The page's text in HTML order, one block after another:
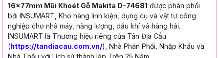
16x77mm Mũi Khoét Gỗ Makita D-74681 được phân phối
bởi INSUMART, Kho hàng linh kiện, dụng cụ và vật tư công
nghiệp cho nhà máy, năng lượng, dầu khí và hàng hải.
INSUMART là Thương hiệu riêng của Tân Địa Cầu
(https://tandiacau.com.vn/), Nhà Phân Phối, Nhập Khẩu và
Nhà Thầu với Lịch sử thành lập Trên 25 Năm.